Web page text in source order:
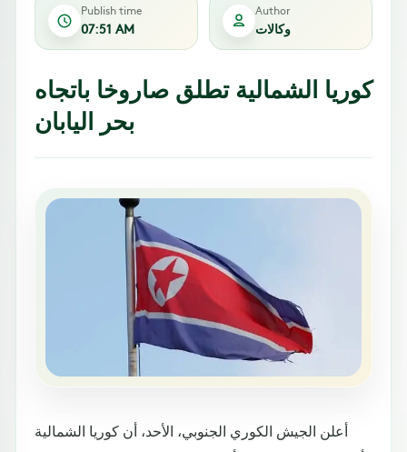
Publish time
07:51 AM
Author
وكالات
كوريا الشمالية تطلق صاروخا باتجاه
بحر اليابان
أعلن الجيش الكوري الجنوبي، الأحد، أن كوريا الشمالية